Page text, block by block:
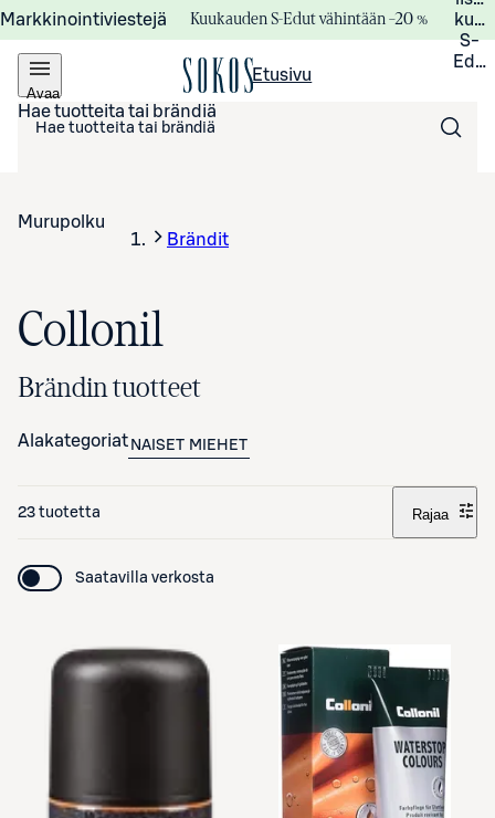
Markkinointiviestejä Kuukauden S-Edut vähintään –20 %
S-
Avaa
valikko
Etusivu
Hae tuotteita tai brändiä
Murupolku
Brändit
Collonil
Brändin tuotteet
Alakategoriat NAISET MIEHET
23 tuotetta Rajaa
Saatavilla verkosta